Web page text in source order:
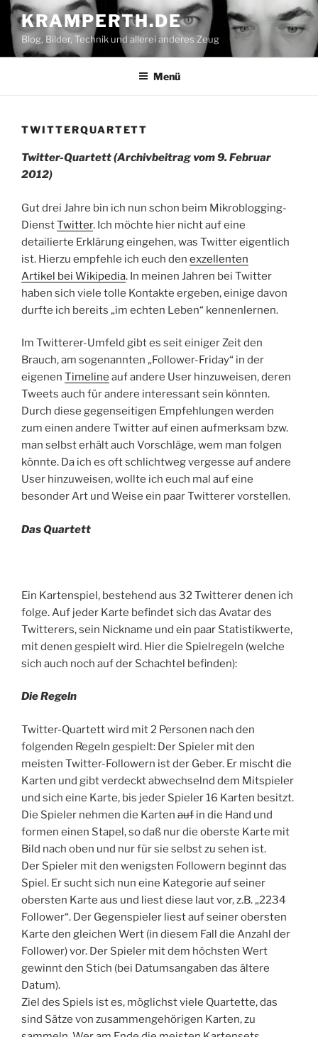
Zum
Inhalt
springen
KRAMPERTH.DE
Blog, Bilder, Technik und allerei anderes Zeug
Menü
TWITTERQUARTETT
Twitter-Quartett (Archivbeitrag vom 9. Februar
2012)
Gut drei Jahre bin ich nun schon beim Mikroblogging-
DienstTwitter. Ich möchte hier nicht auf eine
detailierte Erklärung eingehen, was Twitter eigentlich
ist. Hierzu empfehle ich euch den exzellenten
Artikel bei Wikipedia. In meinen Jahren bei Twitter
haben sich viele tolle Kontakte ergeben, einige davon
durfte ich bereits „im echten Leben“ kennenlernen.
Im Twitterer-Umfeld gibt es seit einiger Zeit den
Brauch, am sogenannten „Follower-Friday“ in der
eigenen Timeline auf andere User hinzuweisen, deren
Tweets auch für andere interessant sein könnten.
Durch diese gegenseitigen Empfehlungen werden
zum einen andere Twitter auf einen aufmerksam bzw.
man selbst erhält auch Vorschläge, wem man folgen
könnte. Da ich es oft schlichtweg vergesse auf andere
User hinzuweisen, wollte ich euch mal auf eine
besonder Art und Weise ein paar Twitterer vorstellen.
Das Quartett
Ein Kartenspiel, bestehend aus 32 Twitterer denen ich
folge. Auf jeder Karte befindet sich das Avatar des
Twitterers, sein Nickname und ein paar Statistikwerte,
mit denen gespielt wird. Hier die Spielregeln (welche
sich auch noch auf der Schachtel befinden):
Die Regeln
Twitter-Quartett wird mit 2 Personen nach den
folgenden Regeln gespielt: Der Spieler mit den
meisten Twitter-Followern ist der Geber. Er mischt die
Karten und gibt verdeckt abwechselnd dem Mitspieler
und sich eine Karte, bis jeder Spieler 16 Karten besitzt.
Die Spieler nehmen die Karten auf in die Hand und
formen einen Stapel, so daß nur die oberste Karte mit
Bild nach oben und nur für sie selbst zu sehen ist.
Der Spieler mit den wenigsten Followern beginnt das
Spiel. Er sucht sich nun eine Kategorie auf seiner
obersten Karte aus und liest diese laut vor, z.B. „2234
Follower“. Der Gegenspieler liest auf seiner obersten
Karte den gleichen Wert (in diesem Fall die Anzahl der
Follower) vor. Der Spieler mit dem höchsten Wert
gewinnt den Stich (bei Datumsangaben das ältere
Datum).
Ziel des Spiels ist es, möglichst viele Quartette, das
sind Sätze von zusammengehörigen Karten, zu